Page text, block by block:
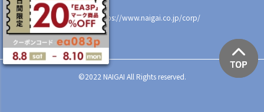
107-0052
東京都港区赤坂7丁目8-5https://www.naigai.co.jp/corp/
店舗一覧
©2022 NAIGAI All Rights reserved.